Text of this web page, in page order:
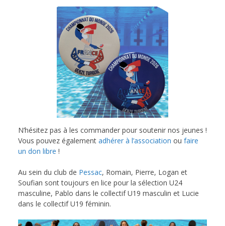
N’hésitez pas à les commander pour soutenir nos jeunes !
Vous pouvez également adhérer à l’association ou faire
un don libre !
Au sein du club de Pessac, Romain, Pierre, Logan et
Soufian sont toujours en lice pour la sélection U24
masculine, Pablo dans le collectif U19 masculin et Lucie
dans le collectif U19 féminin.